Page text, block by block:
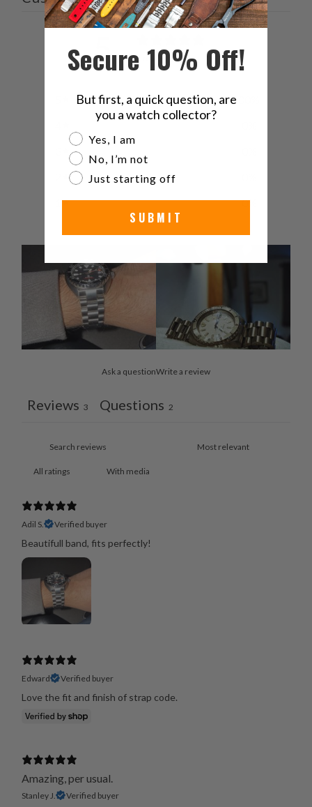
5 / 53 reviews
100
0%
Ask a questionWrite a review
Reviews 3 Questions 2
With media
Adil S. Verified buyer
Beautifull band, fits perfectly!
Edward Verified buyer
Love the fit and finish of strap code.
Amazing, per usual.
Stanley J. Verified buyer
Secure 10% Off!
But first, a quick question, are
you a watch collector?
Are you a watch collector?
Yes, I am
No, I’m not
Just starting off
SUBMIT